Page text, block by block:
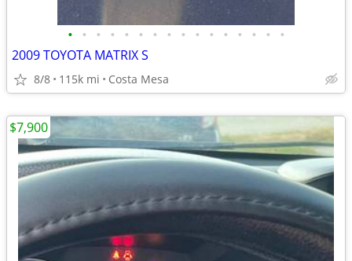
• • • • • • • • • • • • • • • •
2009 TOYOTA MATRIX S
8/8 115k mi Costa Mesa
$7,900